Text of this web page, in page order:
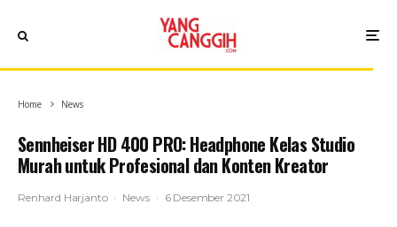
Home News
Sennheiser HD 400 PRO: Headphone Kelas Studio
Murah untuk Profesional dan Konten Kreator
Renhard Harjanto · News · 6 Desember 2021